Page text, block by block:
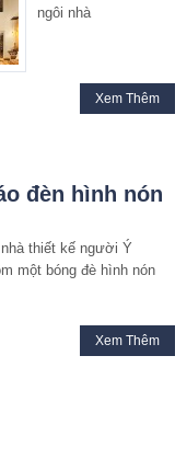
ngôi nhà
Xem Thêm
đèn hình nón
thiết kế người Ý
một bóng đè hình nón
Xem Thêm